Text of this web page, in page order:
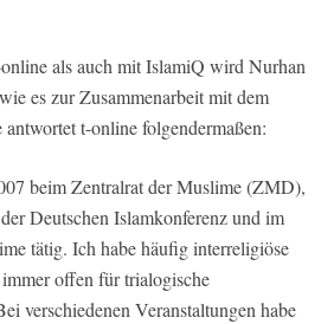
als auch mitIslamiQ wird Nurhan
es zur Zusammenarbeit mit dem
t-onlinefolgendermaßen:
beim Zentralrat der Muslime (ZMD),
Deutschen Islamkonferenz und im
tätig. Ich habe häufig interreligiöse
offen für trialogische
verschiedenen Veranstaltungen habe